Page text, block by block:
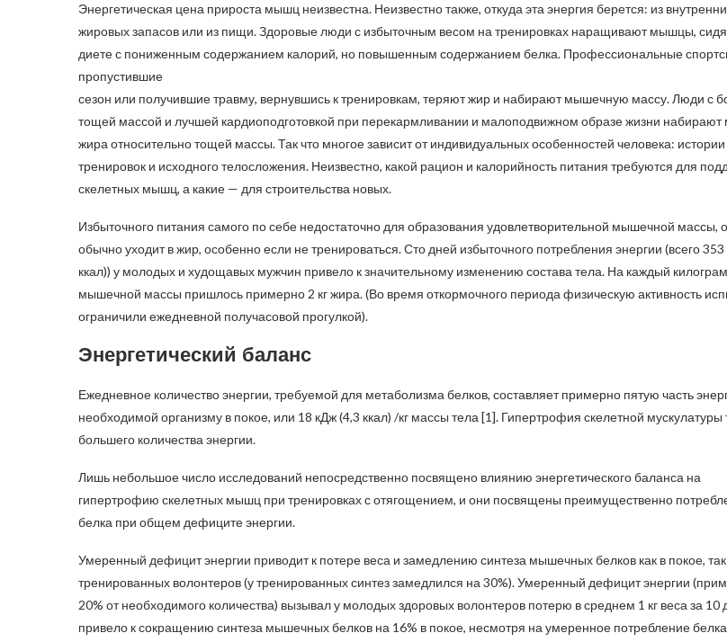
Энергетическая цена прироста мышц неизвестна. Неизвестно также, откуда эта энергия берется: из
жировых запасов или из пищи. Здоровые люди с избыточным весом на тренировках наращивают мышцы,
диете с пониженным содержанием калорий, но повышенным содержанием белка. Профессиональные
пропустившие
сезон или получившие травму, вернувшись к тренировкам, теряют жир и набирают мышечную массу. Люди с
тощей массой и лучшей кардиоподготовкой при перекармливании и малоподвижном образе жизни
жира относительно тощей массы. Так что многое зависит от индивидуальных особенностей человека: истории
тренировок и исходного телосложения. Неизвестно, какой рацион и калорийность питания требуются для
скелетных мышц, а какие — для строительства новых.
Избыточного питания самого по себе недостаточно для образования удовлетворительной мышечной массы,
обычно уходит в жир, особенно если не тренироваться. Сто дней избыточного потребления энергии (всего
ккал)) у молодых и худощавых мужчин привело к значительному изменению состава тела. На каждый
мышечной массы пришлось примерно 2 кг жира. (Во время откормочного периода физическую активность
ограничили ежедневной получасовой прогулкой).
Энергетический баланс
Ежедневное количество энергии, требуемой для метаболизма белков, составляет примерно пятую часть
необходимой организму в покое, или 18 кДж (4,3 ккал) /кг массы тела [1]. Гипертрофия скелетной мускулатуры
большего количества энергии.
Лишь небольшое число исследований непосредственно посвящено влиянию энергетического баланса на
гипертрофию скелетных мышц при тренировках с отягощением, и они посвящены преимущественно
белка при общем дефиците энергии.
Умеренный дефицит энергии приводит к потере веса и замедлению синтеза мышечных белков как в покое,
тренированных волонтеров (у тренированных синтез замедлился на 30%). Умеренный дефицит энергии
20% от необходимого количества) вызывал у молодых здоровых волонтеров потерю в среднем 1 кг веса за 10
привело к сокращению синтеза мышечных белков на 16% в покое, несмотря на умеренное потребление белка